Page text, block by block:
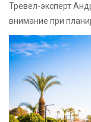
Тревел-эксперт
внимание при